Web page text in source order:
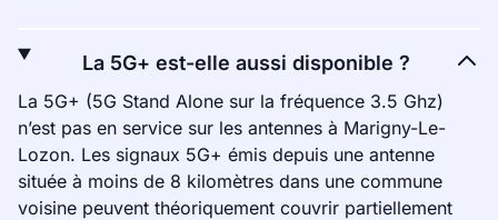
La 5G+ est-elle aussi disponible ?
La 5G+ (5G Stand Alone sur la fréquence 3.5 Ghz)
n’est pas en service sur les antennes à Marigny-Le-
Lozon. Les signaux 5G+ émis depuis une antenne
située à moins de 8 kilomètres dans une commune
voisine peuvent théoriquement couvrir partiellement